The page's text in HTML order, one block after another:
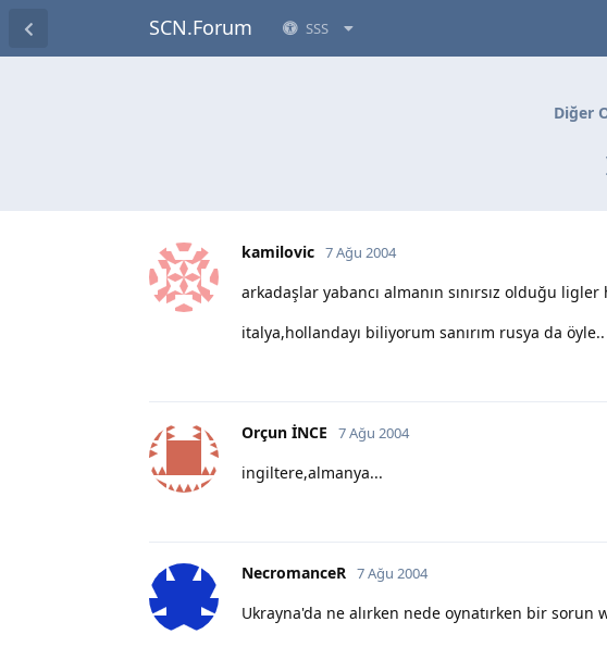
SCN.Forum SSS
Diğer
kamilovic 7 Ağu 2004
arkadaşlar yabancı almanın sınırsız olduğu ligler
italya,hollandayı biliyorum sanırım rusya da öyle..
Orçun İNCE 7 Ağu 2004
ingiltere,almanya...
NecromanceR 7 Ağu 2004
Ukrayna'da ne alırken nede oynatırken bir sorun